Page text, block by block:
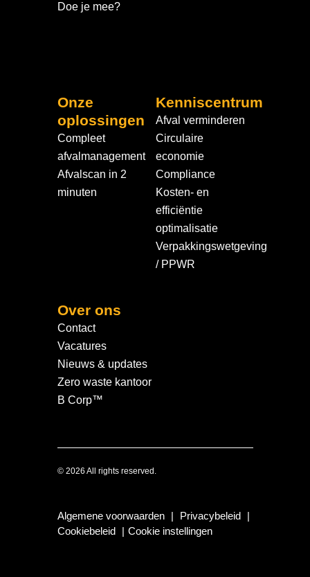
Doe je mee?
Onze
oplossingen
Compleet
afvalmanagement
Afvalscan in 2
minuten
Kenniscentrum
Afval verminderen
Circulaire
economie
Compliance
Kosten- en
efficiëntie
optimalisatie
Verpakkingswetgeving
/ PPWR
Over ons
Contact
Vacatures
Nieuws & updates
Zero waste kantoor
B Corp™
© 2026 All rights reserved.
Algemene voorwaarden Privacybeleid
Cookiebeleid
Cookie instellingen